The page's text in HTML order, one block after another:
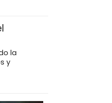
la
y